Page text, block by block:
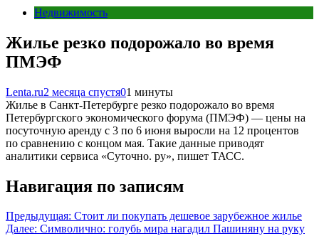
Недвижимость
Жилье резко подорожало во время
ПМЭФ
Lenta.ru2 месяца спустя01 минуты
Жилье в Санкт-Петербурге резко подорожало во время
Петербургского экономического форума (ПМЭФ) — цены на
посуточную аренду с 3 по 6 июня выросли на 12 процентов
по сравнению с концом мая. Такие данные приводят
аналитики сервиса «Суточно. ру», пишет ТАСС.
Навигация по записям
Предыдущая: Стоит ли покупать дешевое зарубежное жилье
Далее: Символично: голубь мира нагадил Пашиняну на руку